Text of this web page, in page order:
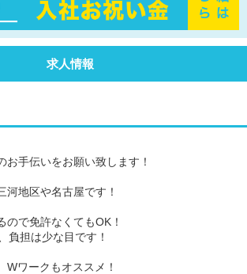
求人情報
お手伝いをお願い致します！
河地区や名古屋です！
ので免許なくてもOK！
負担は少な目です！
Wワークもオススメ！